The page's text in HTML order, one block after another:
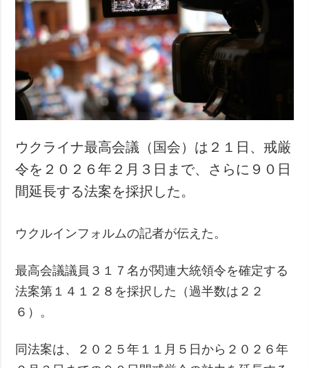
防衛
社会・文化
スポーツ
犯罪
事故・緊急事態
特集
インタビュー
写真
購読
フォトバンク
ウクライナ最高会議（国会）は２１日、戒厳
令を２０２６年２月３日まで、さらに９０日
間延長する法案を採択した。
ウクルインフォルムの記者が伝えた。
最高会議議員３１７名が関連大統領令を確定する
法案第１４１２８を採択した（過半数は２２
６）。
同法案は、２０２５年１１月５日から２０２６年